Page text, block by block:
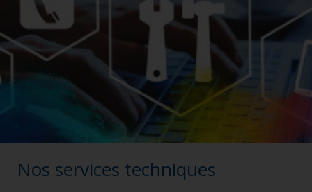
Nos services techniques